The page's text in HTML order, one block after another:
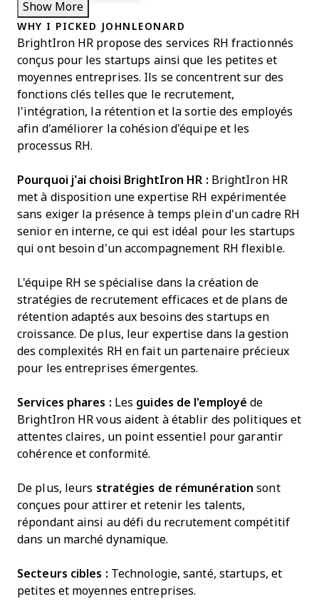
Show More
WHY I PICKED JOHNLEONARD
BrightIron HR propose des services RH fractionnés
conçus pour les startups ainsi que les petites et
moyennes entreprises. Ils se concentrent sur des
fonctions clés telles que le recrutement,
l'intégration, la rétention et la sortie des employés
afin d'améliorer la cohésion d'équipe et les
processus RH.
Pourquoi j’ai choisi BrightIron HR : BrightIron HR
met à disposition une expertise RH expérimentée
sans exiger la présence à temps plein d'un cadre RH
senior en interne, ce qui est idéal pour les startups
qui ont besoin d'un accompagnement RH flexible.
L'équipe RH se spécialise dans la création de
stratégies de recrutement efficaces et de plans de
rétention adaptés aux besoins des startups en
croissance. De plus, leur expertise dans la gestion
des complexités RH en fait un partenaire précieux
pour les entreprises émergentes.
Services phares : Les guides de l'employé de
BrightIron HR vous aident à établir des politiques et
attentes claires, un point essentiel pour garantir
cohérence et conformité.
De plus, leurs stratégies de rémunération sont
conçues pour attirer et retenir les talents,
répondant ainsi au défi du recrutement compétitif
dans un marché dynamique.
Secteurs cibles : Technologie, santé, startups, et
petites et moyennes entreprises.